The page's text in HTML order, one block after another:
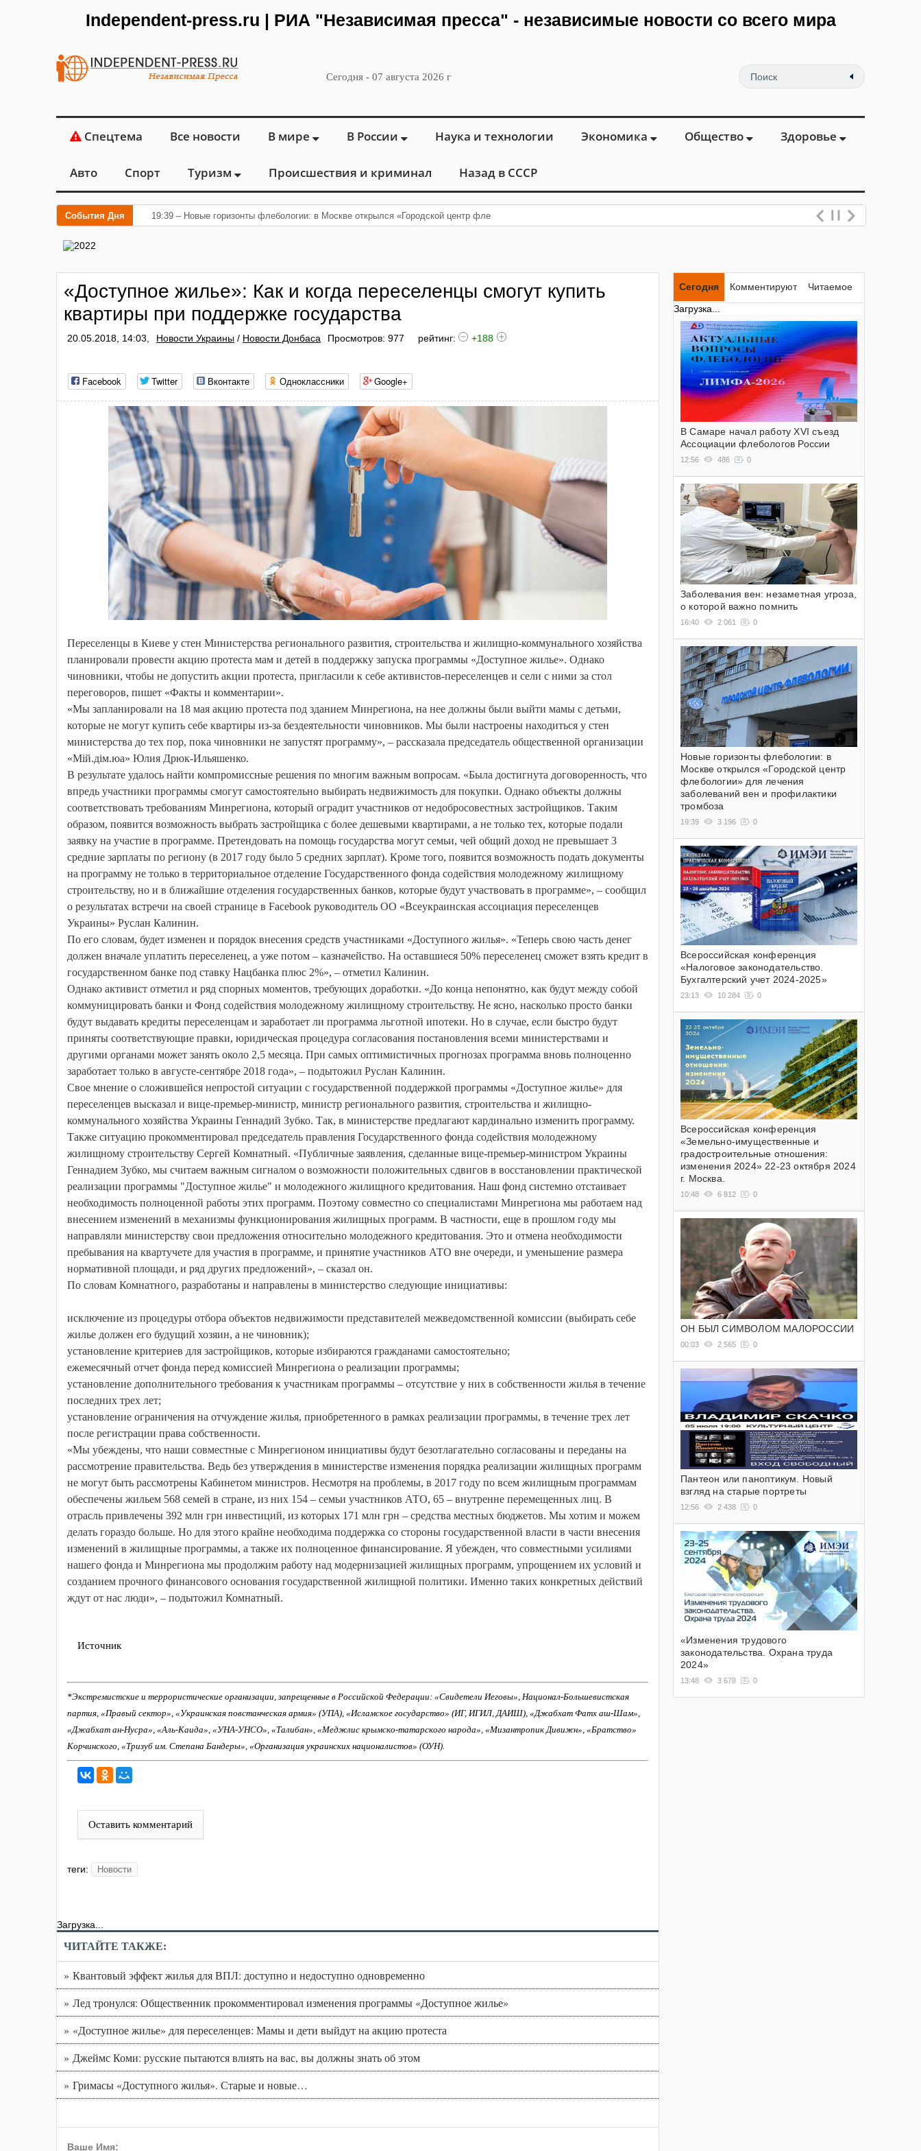
Independent-press.ru | РИА "Независимая пресса" - независимые новости со всего мира
Сегодня - 07 августа 2026 г
Спецтема Все новости В мире В России Наука и технологии Экономика Общество Здоровье
Авто Спорт Туризм Происшествия и криминал Назад в СССР
События Дня 19:39 – Новые горизонты флебологии: в Москве открылся «Городской центр флебологии» для лечения заболеваний в
«Доступное жилье»: Как и когда переселенцы смогут купить
квартиры при поддержке государства
20.05.2018, 14:03, Новости Украины / Новости Донбаса Просмотров: 977 рейтинг: +188
Facebook Twitter Вконтакте Одноклассники Google+
Переселенцы в Киеве у стен Министерства регионального развития, строительства и жилищно-коммунального хозяйства
планировали провести акцию протеста мам и детей в поддержку запуска программы «Доступное жилье». Однако
чиновники, чтобы не допустить акции протеста, пригласили к себе активистов-переселенцев и сели с ними за стол
переговоров, пишет «Факты и комментарии».
«Мы запланировали на 18 мая акцию протеста под зданием Минрегиона, на нее должны были выйти мамы с детьми,
которые не могут купить себе квартиры из-за бездеятельности чиновников. Мы были настроены находиться у стен
министерства до тех пор, пока чиновники не запустят программу», – рассказала председатель общественной организации
«Мій.дім.юа» Юлия Дрюк-Ильяшенко.
В результате удалось найти компромиссные решения по многим важным вопросам. «Была достигнута договоренность, что
впредь участники программы смогут самостоятельно выбирать недвижимость для покупки. Однако объекты должны
соответствовать требованиям Минрегиона, который оградит участников от недобросовестных застройщиков. Таким
образом, появится возможность выбрать застройщика с более дешевыми квартирами, а не только тех, которые подали
заявку на участие в программе. Претендовать на помощь государства могут семьи, чей общий доход не превышает 3
средние зарплаты по региону (в 2017 году было 5 средних зарплат). Кроме того, появится возможность подать документы
на программу не только в территориальное отделение Государственного фонда содействия молодежному жилищному
строительству, но и в ближайшие отделения государственных банков, которые будут участвовать в программе», – сообщил
о результатах встречи на своей странице в Facebook руководитель ОО «Всеукраинская ассоциация переселенцев
Украины» Руслан Калинин.
По его словам, будет изменен и порядок внесения средств участниками «Доступного жилья». «Теперь свою часть денег
должен вначале уплатить переселенец, а уже потом – казначейство. На оставшиеся 50% переселенец сможет взять кредит в
государственном банке под ставку Нацбанка плюс 2%», – отметил Калинин.
Однако активист отметил и ряд спорных моментов, требующих доработки. «До конца непонятно, как будут между собой
коммуницировать банки и Фонд содействия молодежному жилищному строительству. Не ясно, насколько просто банки
будут выдавать кредиты переселенцам и заработает ли программа льготной ипотеки. Но в случае, если быстро будут
приняты соответствующие правки, юридическая процедура согласования постановления всеми министерствами и
другими органами может занять около 2,5 месяца. При самых оптимистичных прогнозах программа вновь полноценно
заработает только в августе-сентябре 2018 года», – подытожил Руслан Калинин.
Свое мнение о сложившейся непростой ситуации с государственной поддержкой программы «Доступное жилье» для
переселенцев высказал и вице-премьер-министр, министр регионального развития, строительства и жилищно-
коммунального хозяйства Украины Геннадий Зубко. Так, в министерстве предлагают кардинально изменить программу.
Также ситуацию прокомментировал председатель правления Государственного фонда содействия молодежному
жилищному строительству Сергей Комнатный. «Публичные заявления, сделанные вице-премьер-министром Украины
Геннадием Зубко, мы считаем важным сигналом о возможности положительных сдвигов в восстановлении практической
реализации программы "Доступное жилье" и молодежного жилищного кредитования. Наш фонд системно отстаивает
необходимость полноценной работы этих программ. Поэтому совместно со специалистами Минрегиона мы работаем над
внесением изменений в механизмы функционирования жилищных программ. В частности, еще в прошлом году мы
направляли министерству свои предложения относительно молодежного кредитования. Это и отмена необходимости
пребывания на квартучете для участия в программе, и принятие участников АТО вне очереди, и уменьшение размера
нормативной площади, и ряд других предложений», – сказал он.
По словам Комнатного, разработаны и направлены в министерство следующие инициативы:
исключение из процедуры отбора объектов недвижимости представителей межведомственной комиссии (выбирать себе
жилье должен его будущий хозяин, а не чиновник);
установление критериев для застройщиков, которые избираются гражданами самостоятельно;
ежемесячный отчет фонда перед комиссией Минрегиона о реализации программы;
установление дополнительного требования к участникам программы – отсутствие у них в собственности жилья в течение
последних трех лет;
установление ограничения на отчуждение жилья, приобретенного в рамках реализации программы, в течение трех лет
после регистрации права собственности.
«Мы убеждены, что наши совместные с Минрегионом инициативы будут безотлагательно согласованы и переданы на
рассмотрение правительства. Ведь без утверждения в министерстве изменения порядка реализации жилищных программ
не могут быть рассмотрены Кабинетом министров. Несмотря на проблемы, в 2017 году по всем жилищным программам
обеспечены жильем 568 семей в стране, из них 154 – семьи участников АТО, 65 – внутренне перемещенных лиц. В
отрасль привлечены 392 млн грн инвестиций, из которых 171 млн грн – средства местных бюджетов. Мы хотим и можем
делать гораздо больше. Но для этого крайне необходима поддержка со стороны государственной власти в части внесения
изменений в жилищные программы, а также их полноценное финансирование. Я убежден, что совместными усилиями
нашего фонда и Минрегиона мы продолжим работу над модернизацией жилищных программ, упрощением их условий и
созданием прочного финансового основания государственной жилищной политики. Именно таких конкретных действий
ждут от нас люди», – подытожил Комнатный.
Источник
*Экстремистские и террористические организации, запрещенные в Российской Федерации: «Свидетели Иеговы», Национал-Большевистская
партия, «Правый сектор», «Украинская повстанческая армия» (УПА), «Исламское государство» (ИГ, ИГИЛ, ДАИШ), «Джабхат Фатх аш-Шам»,
«Джабхат ан-Нусра», «Аль-Каида», «УНА-УНСО», «Талибан», «Меджлис крымско-татарского народа», «Мизантропик Дивижн», «Братство»
Корчинского, «Тризуб им. Степана Бандеры», «Организация украинских националистов» (ОУН).
Оставить комментарий
теги: Новости
Загрузка...
ЧИТАЙТЕ ТАКЖЕ:
» Квантовый эффект жилья для ВПЛ: доступно и недоступно одновременно
» Лед тронулся: Общественник прокомментировал изменения программы «Доступное жилье»
» «Доступное жилье» для переселенцев: Мамы и дети выйдут на акцию протеста
» Джеймс Коми: русские пытаются влиять на вас, вы должны знать об этом
» Гримасы «Доступного жилья». Старые и новые…
Ваше Имя:
Сегодня Комментируют
Читаемое
Загрузка...
В Самаре начал работу XVI съезд
Ассоциации флебологов России
12:56 486 0
Заболевания вен: незаметная угроза,
о которой важно помнить
16:40 2 061 0
Новые горизонты флебологии: в
Москве открылся «Городской центр
флебологии» для лечения
заболеваний вен и профилактики
тромбоза
19:39 3 196 0
Всероссийская конференция
«Налоговое законодательство.
Бухгалтерский учет 2024-2025»
23:13 10 284 0
Всероссийская конференция
«Земельно-имущественные и
градостроительные отношения:
изменения 2024» 22-23 октября 2024
г. Москва.
10:48 6 812 0
ОН БЫЛ СИМВОЛОМ МАЛОРОССИИ
00:03 2 565 0
Пантеон или паноптикум. Новый
взгляд на старые портреты
12:56 2 438 0
«Изменения трудового
законодательства. Охрана труда
2024»
13:48 3 678 0